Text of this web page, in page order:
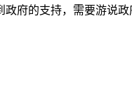
府的支持，需要游说